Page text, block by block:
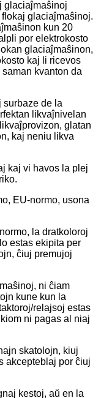
glaciaĵmaŝinoj
glaciaĵmaŝinoj.
kun 20
por elektrokosto
glaciaĵmaŝinon,
kaj li ricevos
kvanton da
surbaze de la
likvaĵnivelan
glatan
kaj neniu likva
kaj vi havos la plej
EU-normo, usona
la dratkoloroj
estas ekipita per
ĉiuj premujoj
ni ĉiam
kune kun la
relajsoj estas
ni pagas al niaj
skatolojn, kiuj
akcepteblaj por ĉiuj
kestoj, aŭ en la